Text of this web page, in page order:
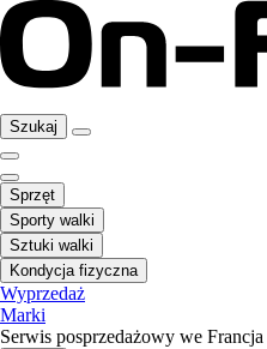
Szukaj
Sprzęt
Sporty walki
Sztuki walki
Kondycja fizyczna
Wyprzedaż
Marki
Serwis posprzedażowy we Francja